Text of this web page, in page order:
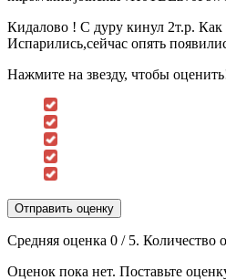
Кидалово ! С дуру кинул 2т.р. Как
Испарились,сейчас опять
Нажмите на звезду, чтобы
Отправить оценку
Средняя оценка 0 / 5. Количество
Оценок пока нет. Поставьте